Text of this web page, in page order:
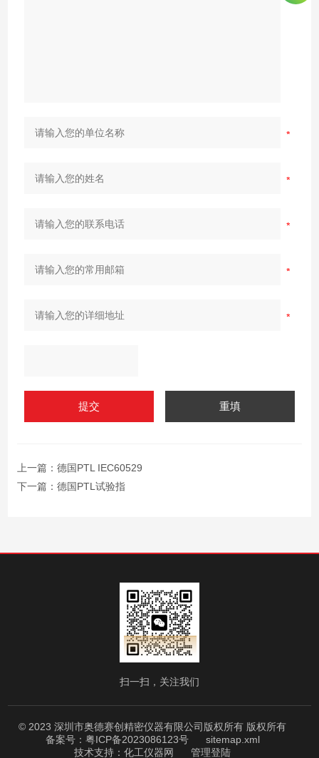
上一篇： 德国PTL IEC60529
下一篇： 德国PTL试验指
扫一扫，关注我们
© 2023 深圳市奥德赛创精密仪器有限公司版权所有 版权所有
备案号：粤ICP备2023086123号
sitemap.xml
技术支持： 化工仪器网 管理登陆